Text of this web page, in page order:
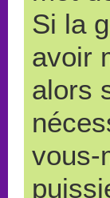
Si la
avoir
alors
vous-